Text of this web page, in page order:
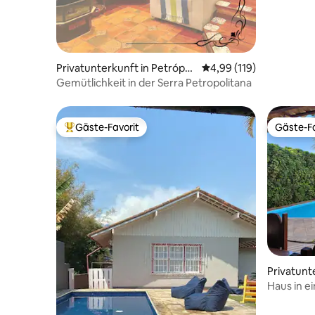
Privatunterkunft in Petrópoli
s
Durchschnittliche
4,99 (119)
Gemütlichkeit in der Serra Petropolitana
Beliebter Gäste-Favorit.
Gäste-Favorit Gäste-
Gäste-
Haus in